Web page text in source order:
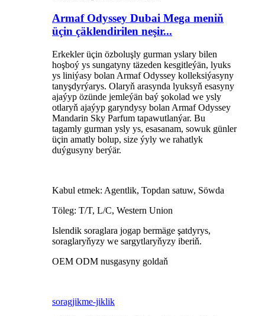
Armaf Odyssey Dubai Mega meniň
üçin çäklendirilen neşir...
Erkekler üçin özboluşly gurman yslary bilen
hoşboý ys sungatyny täzeden kesgitleýän, lyuks
ys liniýasy bolan Armaf Odyssey kolleksiýasyny
tanyşdyrýarys. Olaryň arasynda lyuksyň esasyny
ajaýyp özünde jemleýän baý şokolad we ysly
otlaryň ajaýyp garyndysy bolan Armaf Odyssey
Mandarin Sky Parfum tapawutlanýar. Bu
tagamly gurman ysly ys, esasanam, sowuk günler
üçin amatly bolup, size ýyly we rahatlyk
duýgusyny berýär.
Kabul etmek: Agentlik, Topdan satuw, Söwda
Töleg: T/T, L/C, Western Union
Islendik soraglara jogap bermäge şatdyrys,
soraglaryňyzy we sargytlaryňyzy iberiň.
OEM ODM nusgasyny goldaň
soragjikme-jiklik